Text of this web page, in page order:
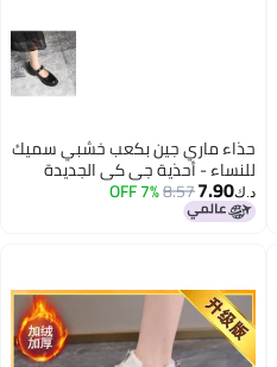
حذاء ماري جين بكعب خشبي سميك
للنساء - أحذية جي كي الجديدة
للبنات بمقدمة مستديرة وإبزيم
لفصل الخريف والشتاء، أحذية جلدية
د.ك‏7.90
8.57
7% OFF